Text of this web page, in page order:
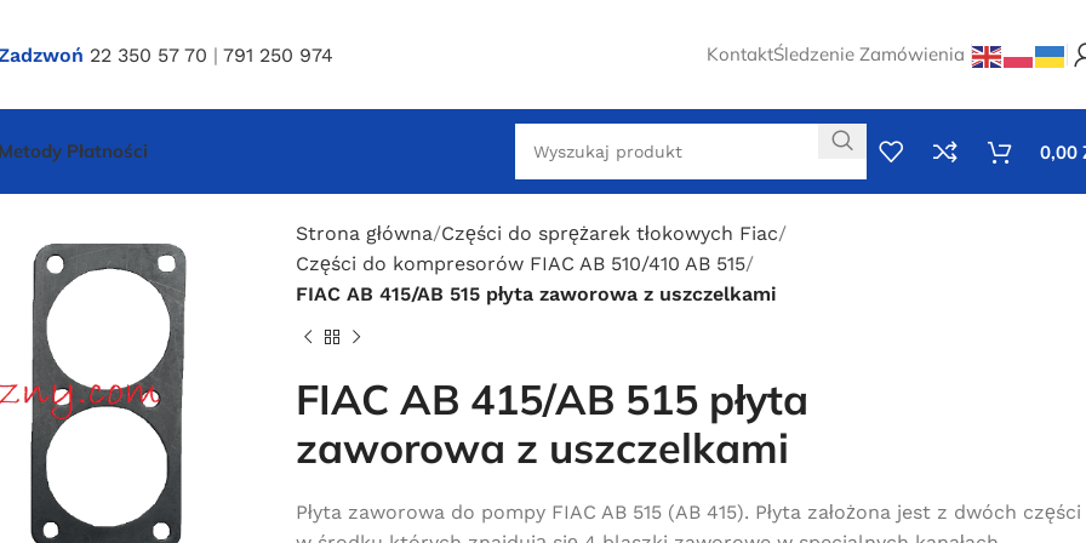
22 350 57 70 |791 250 974 KontaktŚledzenie Zamówienia
Metody Płatności 0,00
Strona główna Części do sprężarek tłokowych Fiac
Części do kompresorów FIAC AB 510/410 AB 515
FIAC AB 415/AB 515 płyta zaworowa z uszczelkami
FIAC AB 415/AB 515 płyta
zaworowa z uszczelkami
Płyta zaworowa do pompy FIAC AB 515 (AB 415). Płyta założona jest z dwóch części